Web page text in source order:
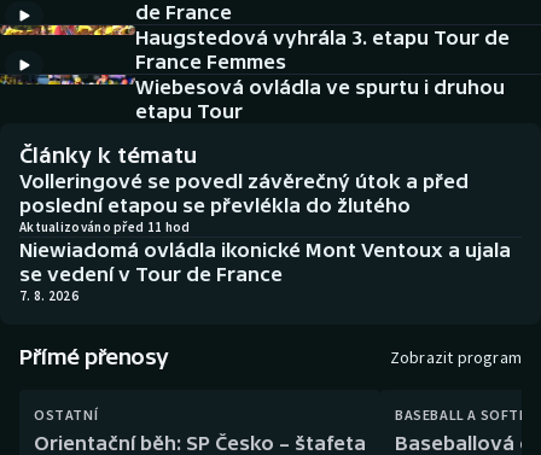
Baseball a softbal
Basketbal
Boby a skeleton
Box
Dostihy
Florbal
Soutěže
Historické návraty
AZ kvíz
de France
Haugstedová vyhrála 3. etapu Tour de
France Femmes
Wiebesová ovládla ve spurtu i druhou
etapu Tour
Články k tématu
Volleringové se povedl závěrečný útok a před
poslední etapou se převlékla do žlutého
Aktualizováno před 11 hod
Niewiadomá ovládla ikonické Mont Ventoux a ujala
se vedení v Tour de France
7. 8. 2026
Přímé přenosy Zobrazit program
OSTATNÍ
Orientační běh: SP Česko – štafeta
BASEBALL A
Baseballová